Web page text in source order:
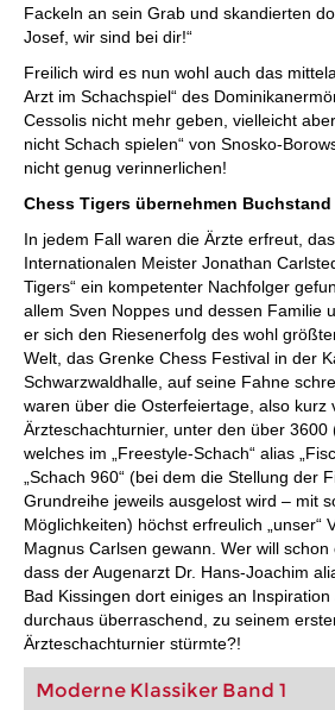
Fackeln an sein Grab und skandierten
Josef, wir sind bei dir!“
Freilich wird es nun wohl auch das
Arzt im Schachspiel“ des
Cessolis nicht mehr geben, vielleicht
nicht Schach spielen“ von Snosko-
nicht genug verinnerlichen!
Chess Tigers übernehmen Buchstand
In jedem Fall waren die Ärzte erfreut,
Internationalen Meister Jonathan
Tigers“ ein kompetenter Nachfolger
allem Sven Noppes und dessen Familie
er sich den Riesenerfolg des wohl
Welt, das Grenke Chess Festival in der
Schwarzwaldhalle, auf seine Fahne
waren über die Osterfeiertage, also kurz
Ärzteschachturnier, unter den über 3600
welches im „Freestyle-Schach“ alias
„Schach 960“ (bei dem die Stellung der
Grundreihe jeweils ausgelost wird – mit
Möglichkeiten) höchst erfreulich „unser“
Magnus Carlsen gewann. Wer will schon
dass der Augenarzt Dr. Hans-Joachim
Bad Kissingen dort einiges an Inspiration
durchaus überraschend, zu seinem
Ärzteschachturnier stürmte?!
Moderne Klassiker Band 1